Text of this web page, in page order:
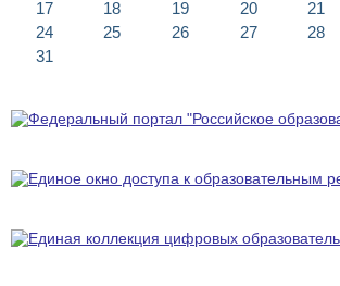
17
18 19 20 21
24
25 26 27 28
31